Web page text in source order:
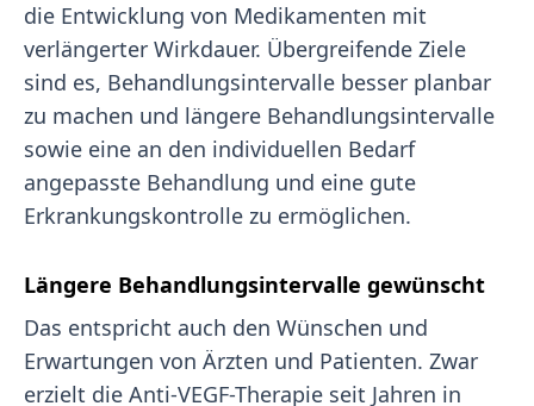
die Entwicklung von Medikamenten mit
verlängerter Wirkdauer. Übergreifende Ziele
sind es, Behandlungsintervalle besser planbar
zu machen und längere Behandlungsintervalle
sowie eine an den individuellen Bedarf
angepasste Behandlung und eine gute
Erkrankungskontrolle zu ermöglichen.
Längere Behandlungsintervalle gewünscht
Das entspricht auch den Wünschen und
Erwartungen von Ärzten und Patienten. Zwar
erzielt die Anti-VEGF-Therapie seit Jahren in